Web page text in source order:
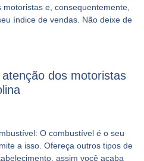
e, consequentemente,
índice de vendas. Não deixe de
dos motoristas
O combustível é o seu
a isso. Ofereça outros tipos de
assim você acaba